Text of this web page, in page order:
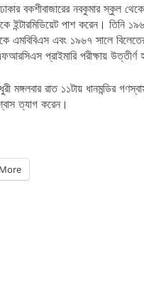
ঢাকার বকশীবাজারের নবকুমার স্কুল
ইন্টারমিডিয়েট পাশ করেন। তিনি
এমবিবিএস এবং ১৯৬৭ সালে
প্রাইমারি পরীক্ষায় উত্তীর্ণ
মঙ্গলবার রাত ১১টায় ধানমন্ডির
ত্যাগ করেন।
More